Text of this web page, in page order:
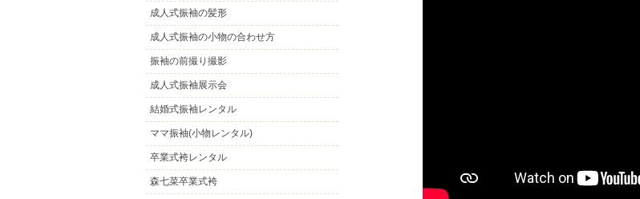
成人式振袖の髪形
成人式振袖の小物の合わせ方
振袖の前撮り撮影
成人式振袖展示会
結婚式振袖レンタル
ママ振袖(小物レンタル)
卒業式袴レンタル
森七菜卒業式袴